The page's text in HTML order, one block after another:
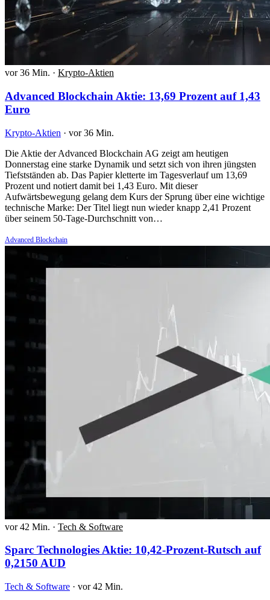
vor 36 Min. · Krypto-Aktien
Advanced Blockchain Aktie: 13,69 Prozent auf 1,43
Euro
Krypto-Aktien · vor 36 Min.
Die Aktie der Advanced Blockchain AG zeigt am heutigen
Donnerstag eine starke Dynamik und setzt sich von ihren jüngsten
Tiefstständen ab. Das Papier kletterte im Tagesverlauf um 13,69
Prozent und notiert damit bei 1,43 Euro. Mit dieser
Aufwärtsbewegung gelang dem Kurs der Sprung über eine wichtige
technische Marke: Der Titel liegt nun wieder knapp 2,41 Prozent
über seinem 50-Tage-Durchschnitt von…
Advanced Blockchain
vor 42 Min. · Tech & Software
Sparc Technologies Aktie: 10,42-Prozent-Rutsch auf
0,2150 AUD
Tech & Software · vor 42 Min.